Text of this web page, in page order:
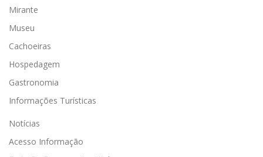
Mirante
Museu
Cachoeiras
Hospedagem
Gastronomia
Informações Turísticas
Notícias
Acesso Informação